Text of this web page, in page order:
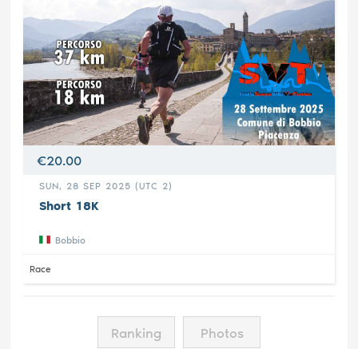
€20.00
SUN, 28 SEP 2025 (UTC 2)
Short 18K
Bobbio
Race
Ranking Photos